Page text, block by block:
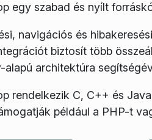
egy szabad és nyílt
navigációs és
biztosít több
alapú architektúra
rendelkezik C, C++ és
például a PHP-t